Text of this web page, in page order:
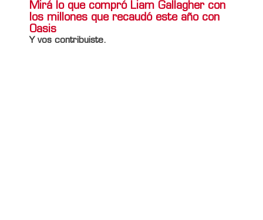
Mirá lo que compró Liam Gallagher con
los millones que recaudó este año con
Oasis
Y vos contribuiste.